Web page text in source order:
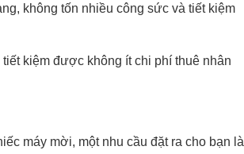
không tốn nhiều công sức và tiết kiệm
kiệm được không ít chi phí thuê nhân
máy mời, một nhu cầu đặt ra cho bạn là